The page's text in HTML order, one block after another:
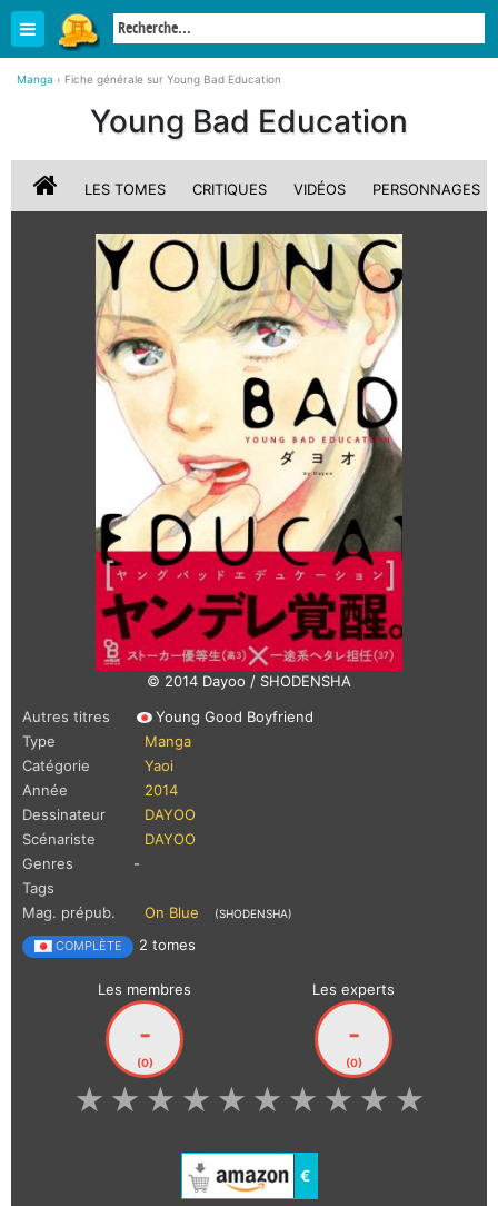
Manga › Fiche générale sur Young Bad Education
Young Bad Education
LES TOMES CRITIQUES VIDÉOS PERSONNAGES
© 2014 Dayoo / SHODENSHA
Autres titres
Young Good Boyfriend
Type
Manga
Catégorie
Yaoi
Année
2014
Dessinateur
DAYOO
Scénariste
DAYOO
Genres
-
Tags
Mag. prépub.
On Blue (SHODENSHA)
COMPLÈTE 2 tomes
Les membres
-
(0)
Les experts
-
(0)
★
★
★
★
★
★
★
★
★
★
€